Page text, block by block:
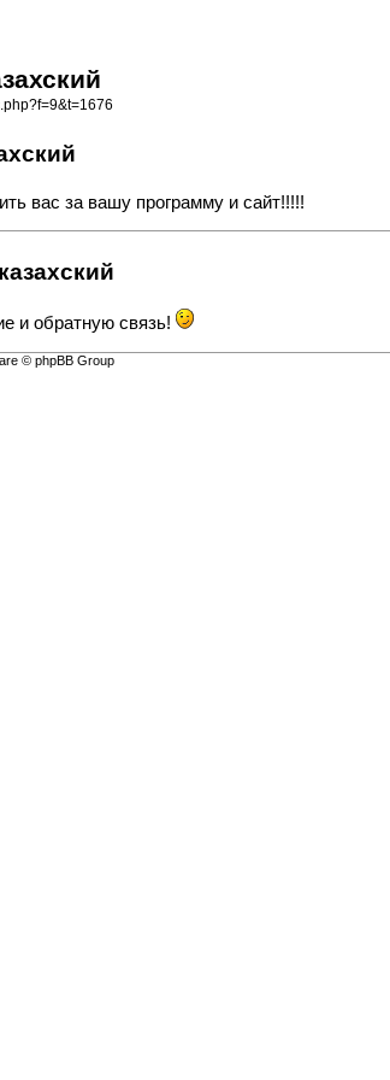
вас за вашу программу и сайт!!!!!
и обратную связь!
© phpBB Group